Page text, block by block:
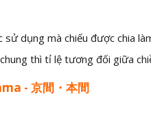
sử dụng mà chiếu được chia
thì tỉ lệ tương đối giữa
- 京間・本間